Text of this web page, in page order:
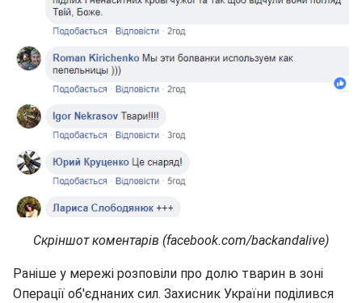
Скріншот коментарів (facebook.com/backandalive)
Раніше у мережі розповіли про долю тварин в зоні
Операції об'єднаних сил. Захисник України поділився